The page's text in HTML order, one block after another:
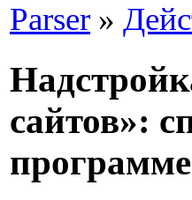
Parser »
сайтов»:
программе